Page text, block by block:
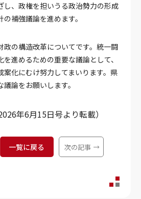
し、政権を担いうる政治勢力の形成
補強議論を進めます。
の構造改革についてです。統一闘
進めるための重要な議論として、
案化にむけ努力してまいります。県
論をお願いします。
年6月15日号より転載）
一覧に戻る 次の記事